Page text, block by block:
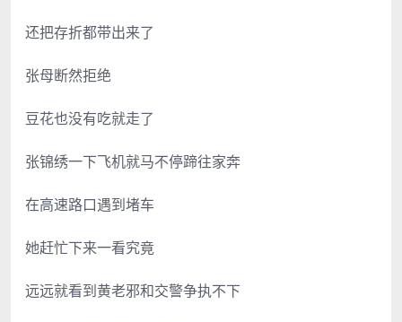
还把存折都带出来了
张母断然拒绝
豆花也没有吃就走了
张锦绣一下飞机就马不停蹄往家奔
在高速路口遇到堵车
她赶忙下来一看究竟
远远就看到黄老邪和交警争执不下